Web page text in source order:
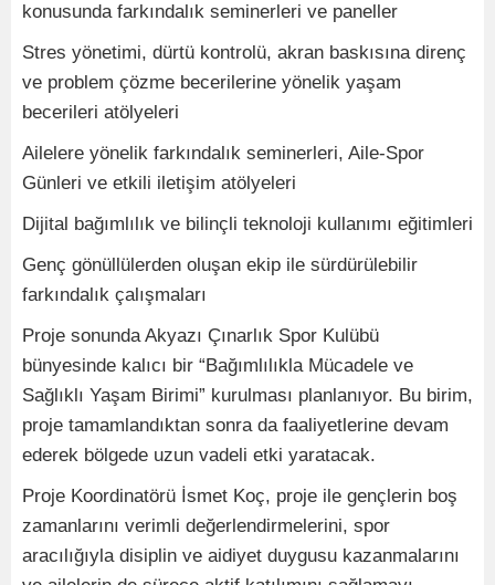
konusunda farkındalık seminerleri ve paneller
Stres yönetimi, dürtü kontrolü, akran baskısına direnç
ve problem çözme becerilerine yönelik yaşam
becerileri atölyeleri
Ailelere yönelik farkındalık seminerleri, Aile-Spor
Günleri ve etkili iletişim atölyeleri
Dijital bağımlılık ve bilinçli teknoloji kullanımı eğitimleri
Genç gönüllülerden oluşan ekip ile sürdürülebilir
farkındalık çalışmaları
Proje sonunda Akyazı Çınarlık Spor Kulübü
bünyesinde kalıcı bir “Bağımlılıkla Mücadele ve
Sağlıklı Yaşam Birimi” kurulması planlanıyor. Bu birim,
proje tamamlandıktan sonra da faaliyetlerine devam
ederek bölgede uzun vadeli etki yaratacak.
Proje Koordinatörü İsmet Koç, proje ile gençlerin boş
zamanlarını verimli değerlendirmelerini, spor
aracılığıyla disiplin ve aidiyet duygusu kazanmalarını